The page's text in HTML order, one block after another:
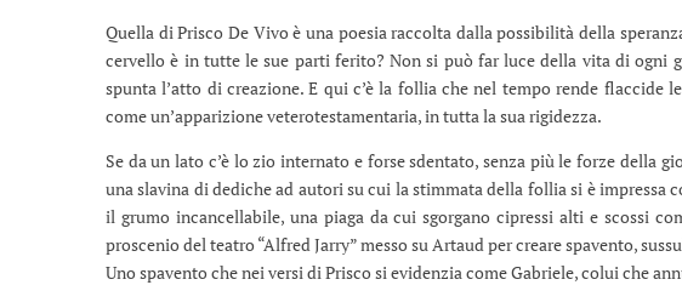
Quella di Prisco De Vivo è una poesia raccolta dalla possibilità della
cervello è in tutte le sue parti ferito? Non si può far luce della vita di ogni
spunta l’atto di creazione. E qui c’è la follia che nel tempo rende flaccide
come un’apparizione veterotestamentaria, in tutta la sua rigidezza.
Se da un lato c’è lo zio internato e forse sdentato, senza più le forze della
una slavina di dediche ad autori su cui la stimmata della follia si è impressa
il grumo incancellabile, una piaga da cui sgorgano cipressi alti e scossi
proscenio del teatro “Alfred Jarry” messo su Artaud per creare spavento,
Uno spavento che nei versi di Prisco si evidenzia come Gabriele, colui che